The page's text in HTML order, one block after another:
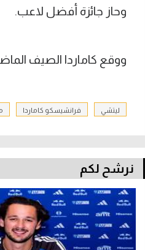
وحاز جائزة أفضل لاعب.
ووقع كاماردا الصيف الماضي على أول
ليتشي فرانشيسكو كاماردا
نرشح لكم